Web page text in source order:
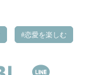
恋愛を楽しむ